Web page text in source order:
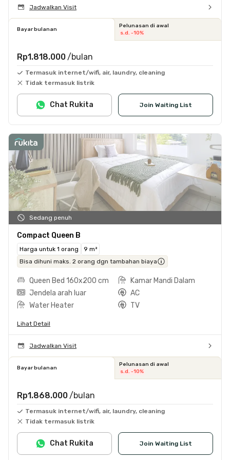
Jadwalkan Visit
Bayar bulanan
Pelunasan di awal
s.d. -10%
Rp1.818.000 /bulan
Termasuk internet/wifi, air, laundry, cleaning
Tidak termasuk listrik
Join Waiting List
Chat Rukita
Sedang penuh
Compact Queen B
Harga untuk 1 orang
9 m²
Bisa dihuni maks. 2 orang dgn tambahan biaya
Queen Bed 160x200 cm
Kamar Mandi Dalam
Jendela arah luar
AC
Water Heater
TV
Lihat Detail
Jadwalkan Visit
Bayar bulanan
Pelunasan di awal
s.d. -10%
Rp1.868.000 /bulan
Termasuk internet/wifi, air, laundry, cleaning
Tidak termasuk listrik
Join Waiting List
Chat Rukita